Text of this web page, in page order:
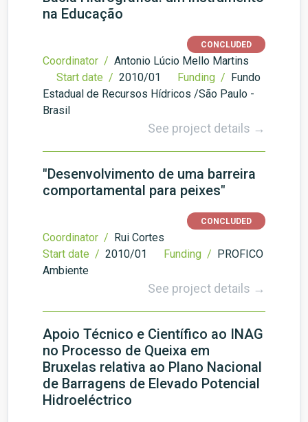
na Educação
CONCLUDED
Coordinator / Antonio Lúcio Mello Martins
Start date / 2010/01 Funding / Fundo
Estadual de Recursos Hídricos /São Paulo -
Brasil
See project details →
"Desenvolvimento de uma barreira
comportamental para peixes"
CONCLUDED
Coordinator / Rui Cortes
Start date / 2010/01 Funding / PROFICO
Ambiente
See project details →
Apoio Técnico e Científico ao INAG
no Processo de Queixa em
Bruxelas relativa ao Plano Nacional
de Barragens de Elevado Potencial
Hidroeléctrico